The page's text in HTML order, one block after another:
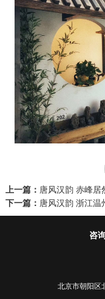
上一篇： 唐风汉韵 赤峰居
下一篇： 唐风汉韵 浙江温
咨
北京市朝阳区